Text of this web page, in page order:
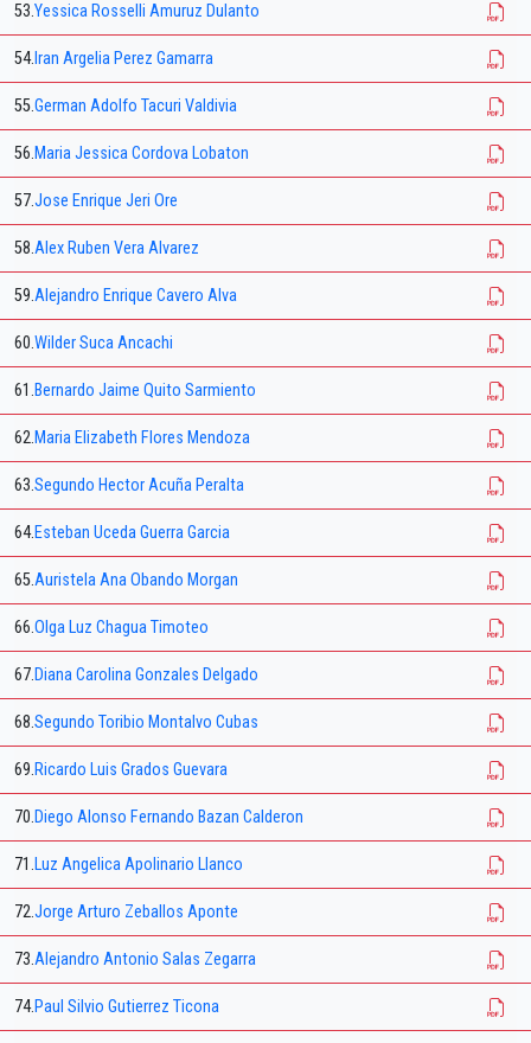
53.Yessica Rosselli Amuruz Dulanto
54. Iran Argelia Perez Gamarra
55.German Adolfo Tacuri Valdivia
56.Maria Jessica Cordova Lobaton
57.Jose Enrique Jeri Ore
58.Alex Ruben Vera Alvarez
59.Alejandro Enrique Cavero Alva
60.Wilder Suca Ancachi
61.Bernardo Jaime Quito Sarmiento
62.Maria Elizabeth Flores Mendoza
63.Segundo Hector Acuña Peralta
64.Esteban Uceda Guerra Garcia
65.Auristela Ana Obando Morgan
66.Olga Luz Chagua Timoteo
67.Diana Carolina Gonzales Delgado
68.Segundo Toribio Montalvo Cubas
69.Ricardo Luis Grados Guevara
70.Diego Alonso Fernando Bazan Calderon
71.Luz Angelica Apolinario Llanco
72.Jorge Arturo Zeballos Aponte
73.Alejandro Antonio Salas Zegarra
74.Paul Silvio Gutierrez Ticona